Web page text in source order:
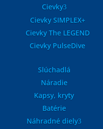
Cievky
Cievky SIMPLEX+
Cievky The LEGEND
Cievky PulseDive
Slúchadlá
Náradie
Kapsy, kryty
Batérie
Náhradné diely
alebo do vody. Návod na